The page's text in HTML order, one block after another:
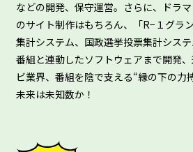
などの開発、保守運営。さらに、ドラ
のサイト制作はもちろん、「R−１グラ
集計システム、国政選挙投票集計シス
番組と連動したソフトウェアまで開発
ビ業界、番組を陰で支える“縁の下の力
未来は未知数か！